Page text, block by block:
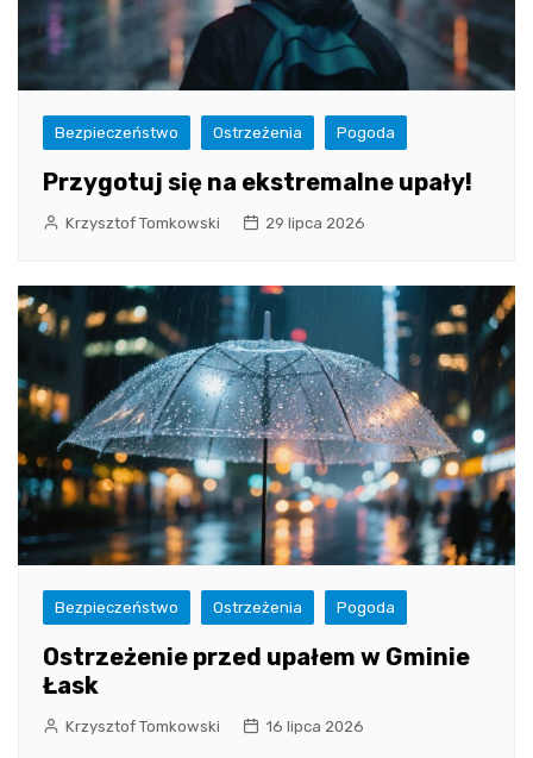
Bezpieczeństwo Ostrzeżenia Pogoda
Przygotuj się na ekstremalne upały!
Krzysztof Tomkowski 29 lipca 2026
Bezpieczeństwo Ostrzeżenia Pogoda
Ostrzeżenie przed upałem w Gminie
Łask
Krzysztof Tomkowski 16 lipca 2026